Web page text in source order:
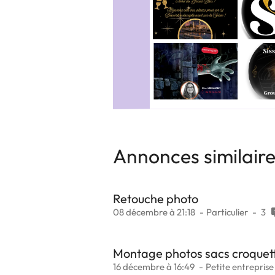
Annonces
Retouche photo
08 décembre à 21:18 Particulier 3
Montage photos sacs
16 décembre à 16:49 Petite entreprise